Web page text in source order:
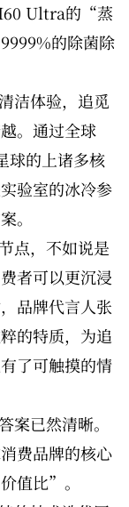
Ultra的“蒸
的除菌除
洁体验，追觅
。通过全球
球的上诸多核
验室的冰冷参
。
点，不如说是
者可以更沉浸
品牌代言人张
的特质，为追
了可触摸的情
案已然清晰。
费品牌的核心
值比”。